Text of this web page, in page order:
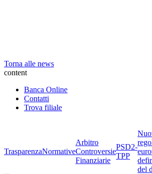
Torna alle news
content
Banca Online
Contatti
Trova filiale
TrasparenzaNormative
Arbitro
Controversie
Finanziarie
PSD2-
TPP
del